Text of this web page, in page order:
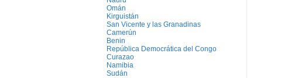
Omán
Kirguistán
San Vicente y las Granadinas
Camerún
Benin
República Democrática del Congo
Curazao
Namibia
Sudán